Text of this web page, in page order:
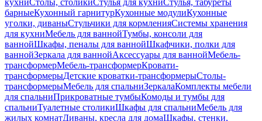
кухниСтолы, столикиСтулья для кухниСтулья, табуреты
барныеКухонный гарнитурКухонные модулиКухонные
уголки, диваныСтульчики для кормленияСистемы хранения
для кухниМебель для ваннойТумбы, консоли для
ваннойШкафы, пеналы для ваннойШкафчики, полки для
ваннойЗеркала для ваннойАксессуары для ваннойМебель-
трансформерМебель-трансформерКровати-
трансформерыДетские кроватки-трансформерыСтолы-
трансформерыМебель для спальниЗеркалаКомплекты мебели
для спальниПрикроватные тумбыКомоды и тумбы для
спальниТуалетные столикиШкафы для спальниМебель для
жилых комнатДиваны, кресла для домаШкафы, стенки,